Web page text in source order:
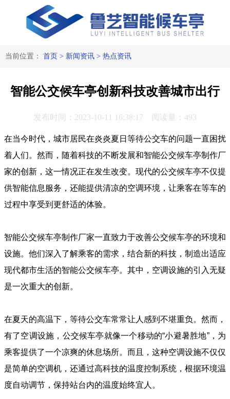
当前位置： 首页 > 新闻资讯> 热点资讯
智能公交候车亭创新科技改善城市出行
发布时间：2023-10-11 16:38:17 阅读量：493
在当今时代，城市居民在炎炎夏日等待公交车的问题一直困扰
着人们。然而，随着科技的不断发展和智能公交候车亭制作厂
家的创新，这一情况正在发生改变。现代的公交候车亭不仅提
供智能信息服务，还能提供清凉的空调环境，让乘客在等车的
过程中享受到更舒适的体验。
智能公交候车亭制作厂家一直致力于改善公交候车亭的环境和
设施。他们深入了解乘客的需求，结合新的科技，制造出适应
现代都市生活的智能公交候车亭。其中，空调设施的引入无疑
是一次重大的创新。
在夏天的高温下，等待公交车常常让人感到不堪重负。然而，
有了空调设施，公交候车亭就像一个移动的“小避暑胜地”，为
乘客提供了一个凉爽的休息场所。而且，这种空调设施不仅仅
是简单的空调机，还通过高科技的温度控制系统，根据环境温
度自动调节，保持站台内的温度始终宜人。